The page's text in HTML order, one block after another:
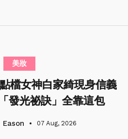
美妝
檔女神白家綺現身信義
發光祕訣」全靠這包
Eason 07 Aug, 2026